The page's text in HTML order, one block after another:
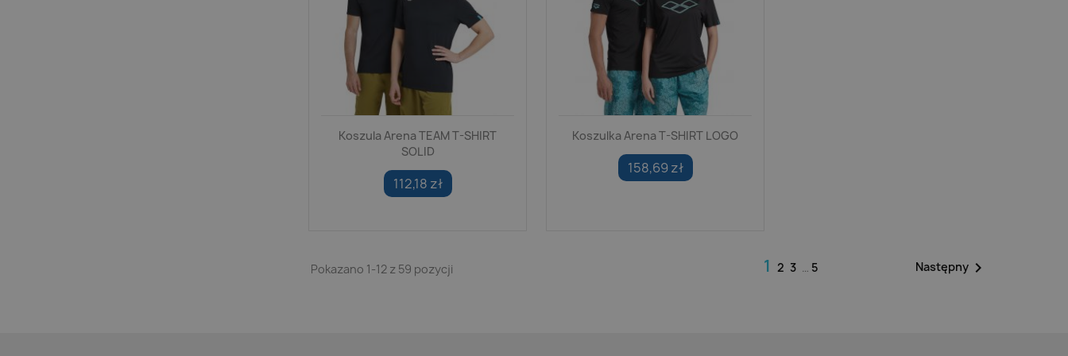
Koszula Arena TEAM T-SHIRT
SOLID
112,18 zł
Koszulka Arena T-SHIRT LOGO
158,69 zł
Pokazano 1-12 z 59 pozycji 1 2 3 … 5 Następny